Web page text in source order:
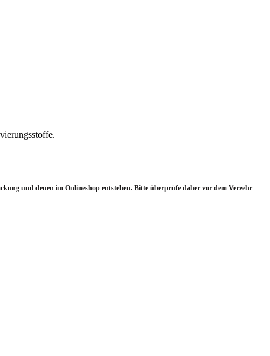
und denen im Onlineshop entstehen. Bitte überprüfe daher vor dem Verzehr